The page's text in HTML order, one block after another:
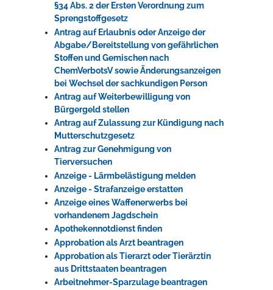
§34 Abs. 2 der Ersten Verordnung zum
Sprengstoffgesetz
Antrag auf Erlaubnis oder Anzeige der
Abgabe/Bereitstellung von gefährlichen
Stoffen und Gemischen nach
ChemVerbotsV sowie Änderungsanzeigen
bei Wechsel der sachkundigen Person
Antrag auf Weiterbewilligung von
Bürgergeld stellen
Antrag auf Zulassung zur Kündigung nach
Mutterschutzgesetz
Antrag zur Genehmigung von
Tierversuchen
Anzeige - Lärmbelästigung melden
Anzeige - Strafanzeige erstatten
Anzeige eines Waffenerwerbs bei
vorhandenem Jagdschein
Apothekennotdienst finden
Approbation als Arzt beantragen
Approbation als Tierarzt oder Tierärztin
aus Drittstaaten beantragen
Arbeitnehmer-Sparzulage beantragen